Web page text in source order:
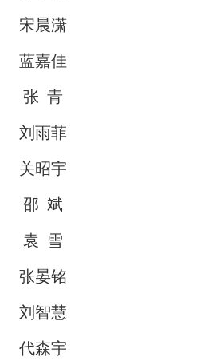
宋晨潇
蓝嘉佳
张 青
刘雨菲
关昭宇
邵 斌
袁 雪
张晏铭
刘智慧
代森宇